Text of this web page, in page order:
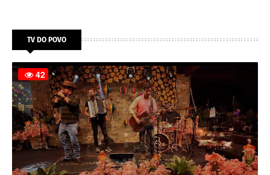
TV DO POVO